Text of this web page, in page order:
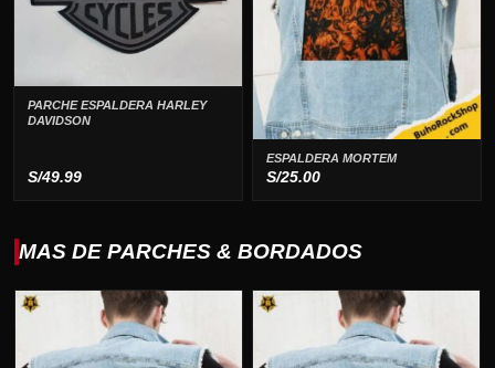
PARCHE ESPALDERA HARLEY
DAVIDSON
S/49.99
ESPALDERA MORTEM
S/25.00
MAS DE PARCHES & BORDADOS